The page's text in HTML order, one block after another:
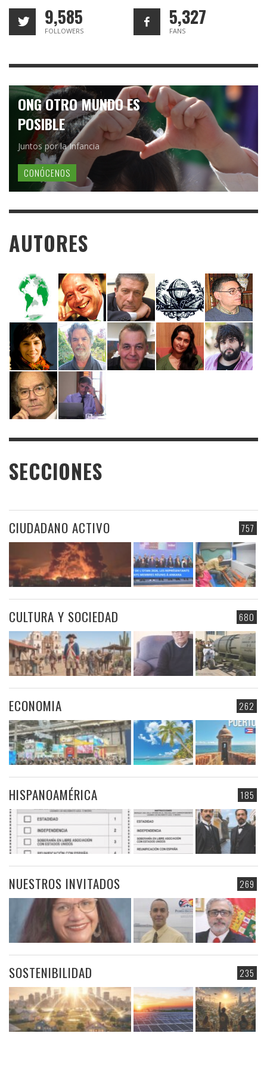
9,585
FOLLOWERS
5,327
FANS
ONG OTRO MUNDO ES
POSIBLE
Juntos por la Infancia
CONÓCENOS
AUTORES
SECCIONES
757
CIUDADANO ACTIVO
680
CULTURA Y SOCIEDAD
262
ECONOMIA
185
HISPANOAMÉRICA
269
NUESTROS INVITADOS
235
SOSTENIBILIDAD